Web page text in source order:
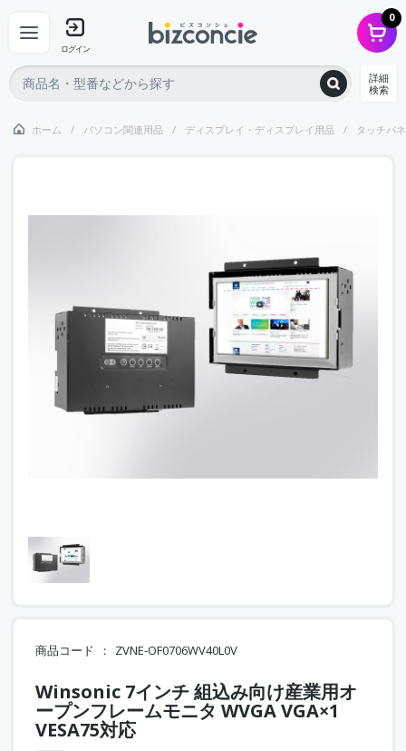
ログイン
0
詳細
検索
ホーム パソコン関連用品 ディスプレイ・ディスプレイ用品 タッチパ
商品コード ZVNE-OF0706WV40L0V
Winsonic 7インチ 組込み向け産業用オ
ープンフレームモニタ WVGA VGA×1
VESA75対応